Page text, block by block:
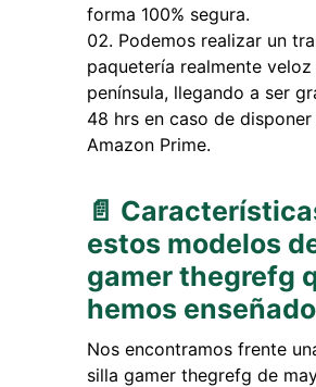
forma 100% segura.
Podemos realizar un
paquetería realmente
península, llegando a ser
48 hrs en caso de
Amazon Prime.
📄
estos modelos
gamer thegrefg
hemos enseñado
Nos encontramos frente
silla gamer thegrefg de